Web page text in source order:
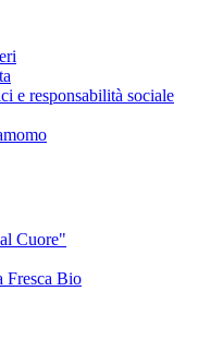
e responsabilità sociale
Cuore"
Fresca Bio